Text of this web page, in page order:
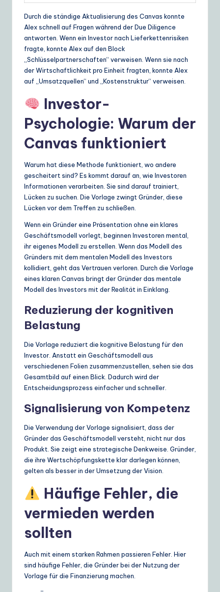
Durch die ständige Aktualisierung des Canvas konnte
Alex schnell auf Fragen während der Due Diligence
antworten. Wenn ein Investor nach Lieferkettenrisiken
fragte, konnte Alex auf den Block
„Schlüsselpartnerschaften“ verweisen. Wenn sie nach
der Wirtschaftlichkeit pro Einheit fragten, konnte Alex
auf „Umsatzquellen“ und „Kostenstruktur“ verweisen.
Investor-
Psychologie: Warum der
Canvas funktioniert
Warum hat diese Methode funktioniert, wo andere
gescheitert sind? Es kommt darauf an, wie Investoren
Informationen verarbeiten. Sie sind darauf trainiert,
Lücken zu suchen. Die Vorlage zwingt Gründer, diese
Lücken vor dem Treffen zu schließen.
Wenn ein Gründer eine Präsentation ohne ein klares
Geschäftsmodell vorlegt, beginnen Investoren mental,
ihr eigenes Modell zu erstellen. Wenn das Modell des
Gründers mit dem mentalen Modell des Investors
kollidiert, geht das Vertrauen verloren. Durch die Vorlage
eines klaren Canvas bringt der Gründer das mentale
Modell des Investors mit der Realität in Einklang.
Reduzierung der kognitiven
Belastung
Die Vorlage reduziert die kognitive Belastung für den
Investor. Anstatt ein Geschäftsmodell aus
verschiedenen Folien zusammenzustellen, sehen sie das
Gesamtbild auf einen Blick. Dadurch wird der
Entscheidungsprozess einfacher und schneller.
Signalisierung von Kompetenz
Die Verwendung der Vorlage signalisiert, dass der
Gründer das Geschäftsmodell versteht, nicht nur das
Produkt. Sie zeigt eine strategische Denkweise. Gründer,
die ihre Wertschöpfungskette klar darlegen können,
gelten als besser in der Umsetzung der Vision.
Häufige Fehler, die
vermieden werden
sollten
Auch mit einem starken Rahmen passieren Fehler. Hier
sind häufige Fehler, die Gründer bei der Nutzung der
Vorlage für die Finanzierung machen.